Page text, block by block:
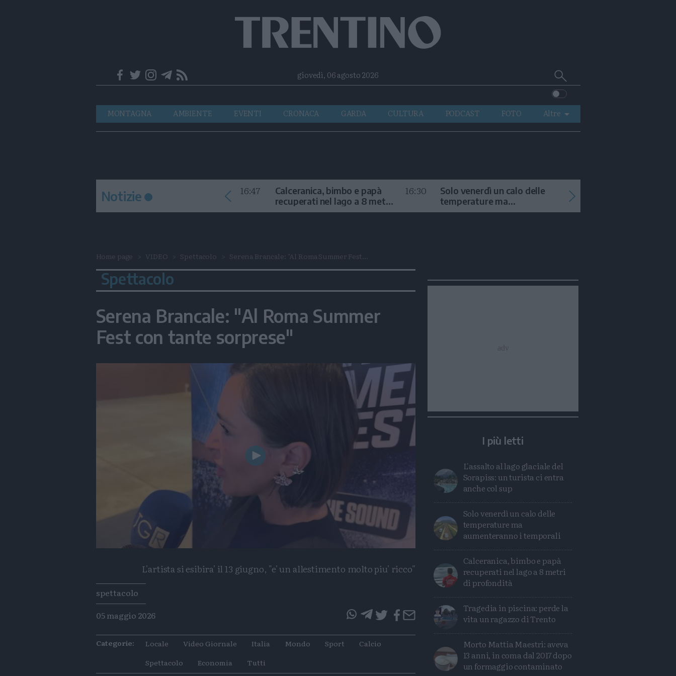
Telegram
RSSgiovedì, 06 agosto 2026 Cerca
su
Trentino
Navigazione
principale
MONTAGNA AMBIENTE EVENTI CRONACA GARDA CULTURA PODCAST FOTO
Altre
VIDEO
Notizie 16:47
Calceranica, bimbo e papà
recuperati nel lago a 8 metri
di profondità
16:30
Solo venerdì un calo delle
temperature ma
aumenteranno i temporali
Home page VIDEO Spettacolo Serena Brancale: "Al Roma Summer Fest...
Spettacolo
Serena Brancale: "Al Roma Summer
Fest con tante sorprese"
Play
L'artista si esibira' il 13 giugno, "e' un allestimento molto piu' ricco"
Tags
spettacolo
05 maggio 2026
Condividi
articolo
Condividi
articolo
TwitterCondividi
Mail
Categorie: Locale Video Giornale Italia Mondo Sport
Calcio
Spettacolo
Economia Tutti
I più letti
L'assalto al lago glaciale del
Sorapiss: un turista ci entra
anche col sup
Solo venerdì un calo delle
temperature ma
aumenteranno i temporali
Calceranica, bimbo e papà
recuperati nel lago a 8 metri
di profondità
Tragedia in piscina: perde la
vita un ragazzo di Trento
Morto Mattia Maestri: aveva
13 anni, in coma dal 2017 dopo
un formaggio contaminato